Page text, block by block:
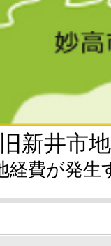
新井市
経費が発